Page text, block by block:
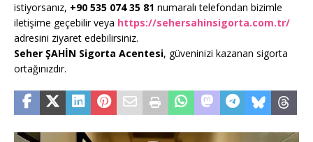
istiyorsanız, +90 535 074 35 81 numaralı telefondan bizimle
iletişime geçebilir veya https://sehersahinsigorta.com.tr/
adresini ziyaret edebilirsiniz.
Seher ŞAHİN Sigorta Acentesi, güveninizi kazanan sigorta
ortağınızdır.